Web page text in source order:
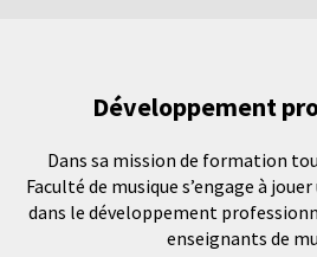
Développement
Dans sa mission de formation
Faculté de musique s’engage à
dans le développement
enseignants de